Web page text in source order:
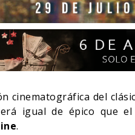
cinematográfica del
igual de épico que
.